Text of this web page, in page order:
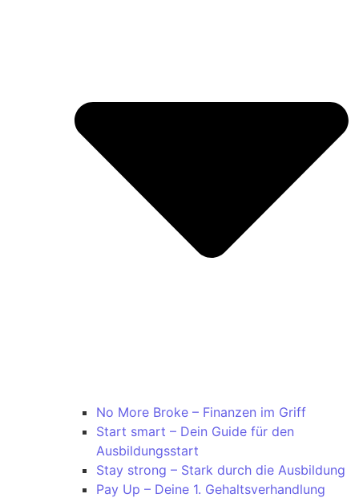
No More Broke – Finanzen im Griff
Start smart – Dein Guide für den
Ausbildungsstart
Stay strong – Stark durch die Ausbildung
Pay Up – Deine 1. Gehaltsverhandlung